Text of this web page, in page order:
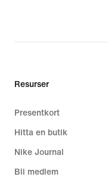
Resurser
Presentkort
Hitta en butik
Nike Journal
Bli medlem